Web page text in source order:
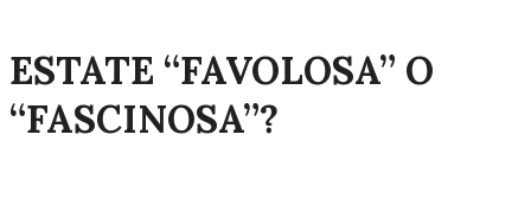
ESTATE “FAVOLOSA” O
“FASCINOSA”?